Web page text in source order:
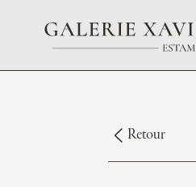
Retour